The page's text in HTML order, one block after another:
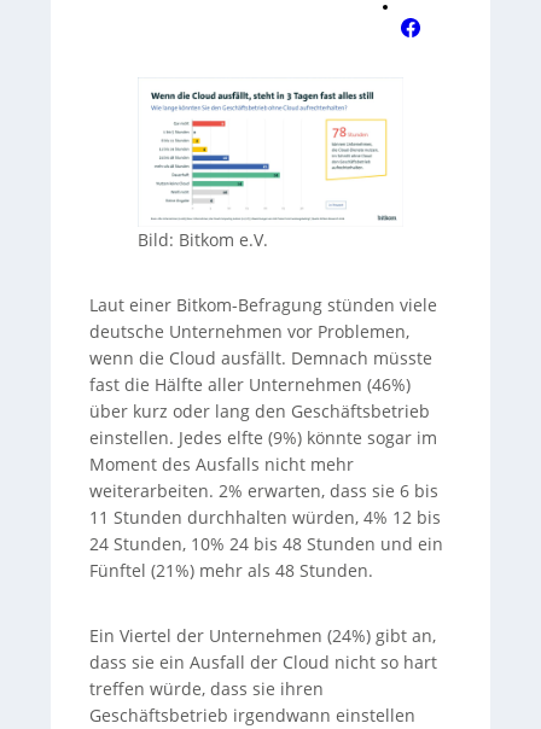
Bild: Bitkom e.V.
Laut einer Bitkom-Befragung stünden viele
deutsche Unternehmen vor Problemen,
wenn die Cloud ausfällt. Demnach müsste
fast die Hälfte aller Unternehmen (46%)
über kurz oder lang den Geschäftsbetrieb
einstellen. Jedes elfte (9%) könnte sogar im
Moment des Ausfalls nicht mehr
weiterarbeiten. 2% erwarten, dass sie 6 bis
11 Stunden durchhalten würden, 4% 12 bis
24 Stunden, 10% 24 bis 48 Stunden und ein
Fünftel (21%) mehr als 48 Stunden.
Ein Viertel der Unternehmen (24%) gibt an,
dass sie ein Ausfall der Cloud nicht so hart
treffen würde, dass sie ihren
Geschäftsbetrieb irgendwann einstellen